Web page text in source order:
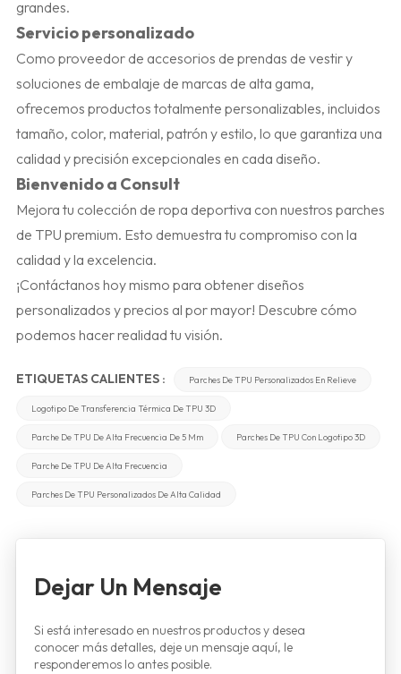
grandes.
Servicio personalizado
Como proveedor de accesorios de prendas de vestir y
soluciones de embalaje de marcas de alta gama,
ofrecemos productos totalmente personalizables, incluidos
tamaño, color, material, patrón y estilo, lo que garantiza una
calidad y precisión excepcionales en cada diseño.
Bienvenido a Consult
Mejora tu colección de ropa deportiva con nuestros parches
de TPU premium. Esto demuestra tu compromiso con la
calidad y la excelencia.
¡Contáctanos hoy mismo para obtener diseños
personalizados y precios al por mayor! Descubre cómo
podemos hacer realidad tu visión.
ETIQUETAS CALIENTES : Parches De TPU Personalizados En Relieve
Logotipo De Transferencia Térmica De TPU 3D
Parche De TPU De Alta Frecuencia De 5 Mm Parches De TPU Con Logotipo 3D
Parche De TPU De Alta Frecuencia
Parches De TPU Personalizados De Alta Calidad
Dejar Un Mensaje
Si está interesado en nuestros productos y desea
conocer más detalles, deje un mensaje aquí, le
responderemos lo antes posible.